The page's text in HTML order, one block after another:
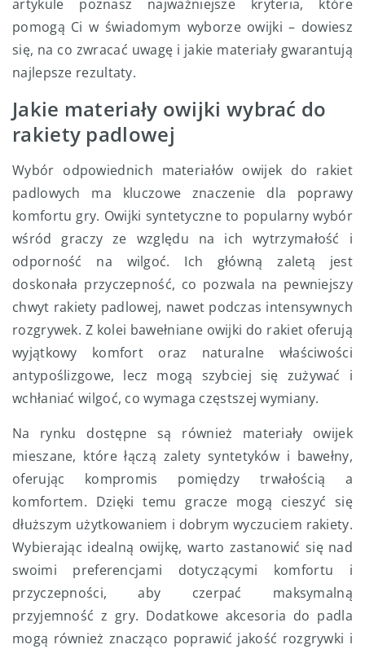
artykule poznasz najważniejsze kryteria, które
pomogą Ci w świadomym wyborze owijki – dowiesz
się, na co zwracać uwagę i jakie materiały gwarantują
najlepsze rezultaty.
Jakie materiały owijki wybrać do
rakiety padlowej
Wybór odpowiednich materiałów owijek do rakiet
padlowych ma kluczowe znaczenie dla poprawy
komfortu gry. Owijki syntetyczne to popularny wybór
wśród graczy ze względu na ich wytrzymałość i
odporność na wilgoć. Ich główną zaletą jest
doskonała przyczepność, co pozwala na pewniejszy
chwyt rakiety padlowej, nawet podczas intensywnych
rozgrywek. Z kolei bawełniane owijki do rakiet oferują
wyjątkowy komfort oraz naturalne właściwości
antypoślizgowe, lecz mogą szybciej się zużywać i
wchłaniać wilgoć, co wymaga częstszej wymiany.
Na rynku dostępne są również materiały owijek
mieszane, które łączą zalety syntetyków i bawełny,
oferując kompromis pomiędzy trwałością a
komfortem. Dzięki temu gracze mogą cieszyć się
dłuższym użytkowaniem i dobrym wyczuciem rakiety.
Wybierając idealną owijkę, warto zastanowić się nad
swoimi preferencjami dotyczącymi komfortu i
przyczepności, aby czerpać maksymalną
przyjemność z gry. Dodatkowe akcesoria do padla
mogą również znacząco poprawić jakość rozgrywki i